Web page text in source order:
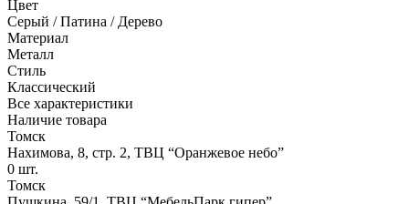
Цвет
Серый / Патина / Дерево
Материал
Металл
Стиль
Классический
Все характеристики
Наличие товара
Томск
Нахимова, 8, стр. 2​, ТВЦ “Оранжевое небо​”
0 шт.
Томск